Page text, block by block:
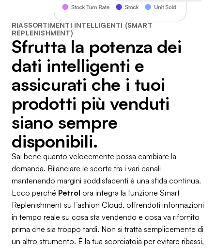
RIASSORTIMENTI INTELLIGENTI (SMART
REPLENISHMENT)
Sfrutta la potenza dei
dati intelligenti e
assicurati che i tuoi
prodotti più venduti
siano sempre
disponibili.
Sai bene quanto velocemente possa cambiare la
domanda. Bilanciare le scorte tra i vari canali
mantenendo margini soddisfacenti è una sfida continua.
Ecco perché Petrol ora integra la funzione Smart
Replenishment su Fashion Cloud, offrendoti informazioni
in tempo reale su cosa sta vendendo e cosa va rifornito
prima che sia troppo tardi. Non si tratta semplicemente di
un altro strumento. È la tua scorciatoia per evitare ribassi,